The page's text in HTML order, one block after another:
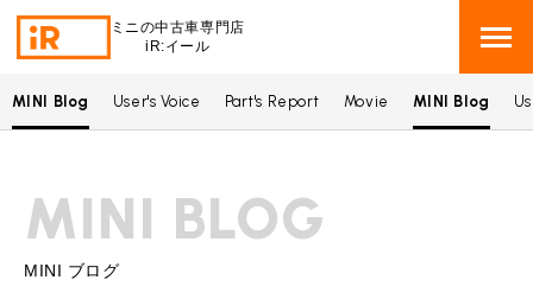
ミニの中古車専門店
iR:イール
BMW MINI BMWミニ 在庫検索
ROVER MINI ローバーミニ 在庫検索
TRADE 買取
MINI Blog User's Voice Part's Report Movie MINI Blog
MINI BLOG
MINI ブログ